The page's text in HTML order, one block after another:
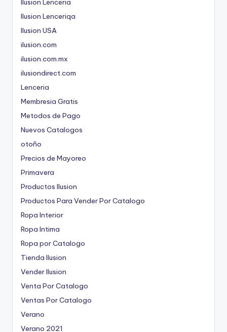
Ilusion Lenceria
Ilusion Lenceriqa
Ilusion USA
ilusion.com
ilusion.com.mx
ilusiondirect.com
Lenceria
Membresia Gratis
Metodos de Pago
Nuevos Catalogos
otoño
Precios de Mayoreo
Primavera
Productos Ilusion
Productos Para Vender Por Catalogo
Ropa Interior
Ropa Intima
Ropa por Catalogo
Tienda Ilusion
Vender Ilusion
Venta Por Catalogo
Ventas Por Catalogo
Verano
Verano 2021